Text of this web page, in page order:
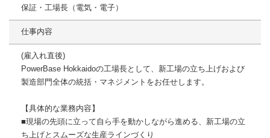
保証・工場長（電気・電子）
仕事内容
(雇入れ直後)
PowerBase Hokkaidoの工場長として、新工場の立ち上げおよび
製造部門全体の統括・マネジメントをお任せします。
【具体的な業務内容】
■現場の先頭に立って自ら手を動かしながら進める、新工場の立
ち上げとスムーズな生産ラインづくり